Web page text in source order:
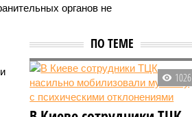
органов не
ПО ТЕМЕ
1026